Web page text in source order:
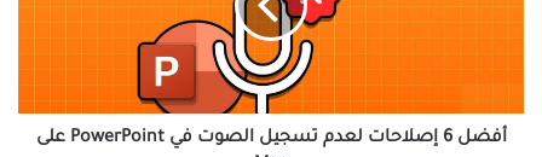
PowerPoint
على
Mac
أفضل 6 إصلاحات لعدم تسجيل الصوت في PowerPoint على